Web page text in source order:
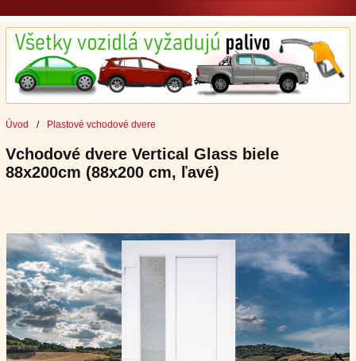
Úvod / Plastové vchodové dvere
Vchodové dvere Vertical Glass biele
88x200cm (88x200 cm, ľavé)